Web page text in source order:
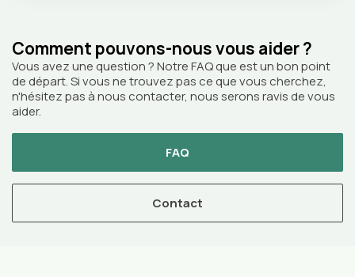
Comment pouvons-nous vous aider ?
Vous avez une question ? Notre FAQ que est un bon point
de départ. Si vous ne trouvez pas ce que vous cherchez,
n'hésitez pas à nous contacter, nous serons ravis de vous
aider.
FAQ
Contact